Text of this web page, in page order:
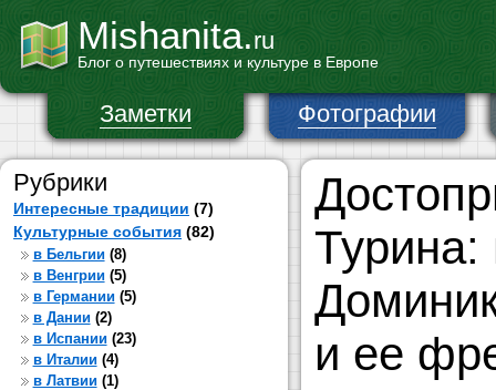
Mishanita.ru
Блог о путешествиях и культуре в Европе
Заметки Фотографии
Рубрики
Интересные традиции (7)
Культурные события (82)
в Бельгии(8)
в Венгрии(5)
в Германии(5)
в Дании(2)
в Испании(23)
в Италии(4)
в Латвии(1)
Турина:
и ее